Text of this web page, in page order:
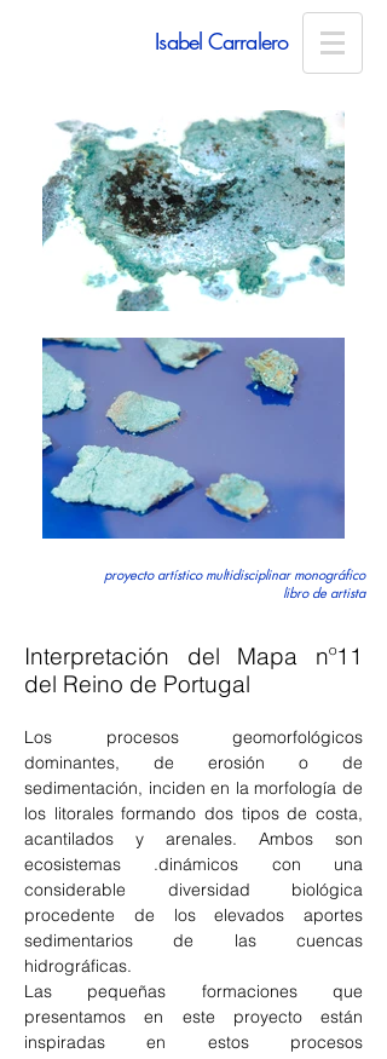
Isabel Carralero
proyecto artístico multidisciplinar monográfico
libro de artista
Interpretación del Mapa nº11
del Reino de Portugal
Los procesos geomorfológicos
dominantes, de erosión o de
sedimentación, inciden en la morfología de
los litorales formando dos tipos de costa,
acantilados y arenales. Ambos son
ecosistemas .dinámicos con una
considerable diversidad biológica
procedente de los elevados aportes
sedimentarios de las cuencas
hidrográficas.
Las pequeñas formaciones que
presentamos en este proyecto están
inspiradas en estos procesos